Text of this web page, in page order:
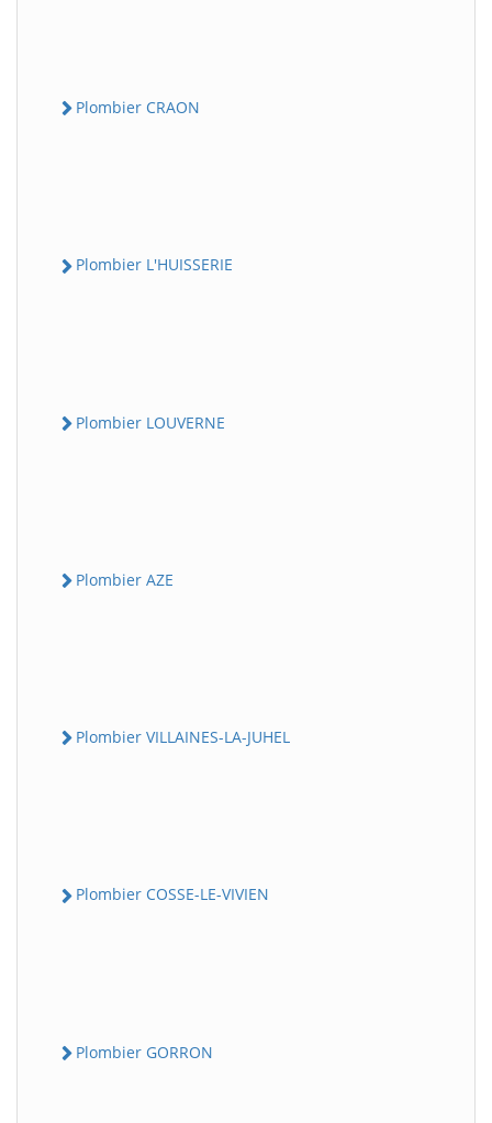
Plombier CRAON
Plombier L'HUISSERIE
Plombier LOUVERNE
Plombier AZE
Plombier VILLAINES-LA-JUHEL
Plombier COSSE-LE-VIVIEN
Plombier GORRON